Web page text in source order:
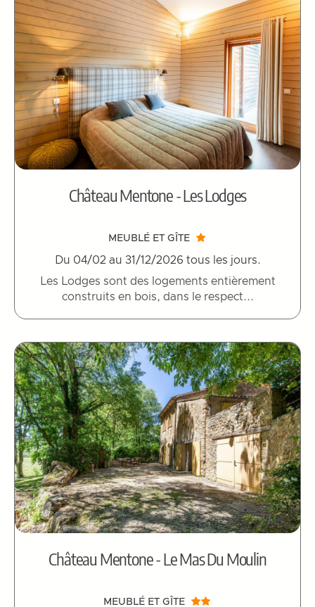
Château Mentone - Les Lodges
MEUBLÉ ET GÎTE
Du 04/02 au 31/12/2026 tous les jours.
Les Lodges sont des logements entièrement
construits en bois, dans le respect...
Château Mentone - Le Mas Du Moulin
MEUBLÉ ET GÎTE